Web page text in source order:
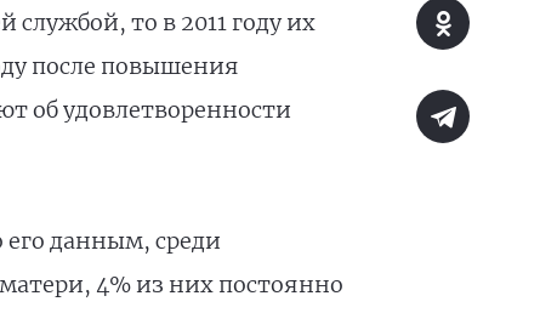
службой, то в 2011 году их
после повышения
об удовлетворенности
данным, среди
4% из них постоянно